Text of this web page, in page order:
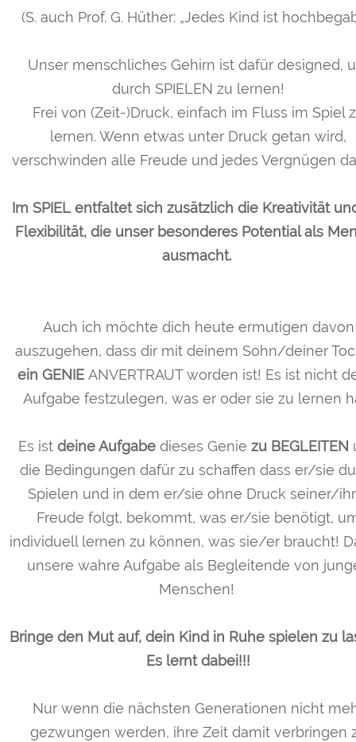
(S. auch Prof. G. Hüther: „Jedes Kind ist
Unser menschliches Gehirn ist dafür designed,
durch SPIELEN zu lernen!
Frei von (Zeit-)Druck, einfach im Fluss im Spiel
lernen. Wenn etwas unter Druck getan wird,
verschwinden alle Freude und jedes Vergnügen
Im SPIEL entfaltet sich zusätzlich die Kreativität
Flexibilität, die unser besonderes Potential als
ausmacht.
Auch ich möchte dich heute ermutigen davon
auszugehen, dass dir mit deinem Sohn/deiner
ein GENIE ANVERTRAUT worden ist! Es ist nicht
Aufgabe festzulegen, was er oder sie zu lernen
Es ist deine Aufgabe dieses Genie zu BEGLEITEN
die Bedingungen dafür zu schaffen dass er/sie
Spielen und in dem er/sie ohne Druck seiner/
Freude folgt, bekommt, was er/sie benötigt,
individuell lernen zu können, was sie/er braucht!
unsere wahre Aufgabe als Begleitende von
Menschen!
Bringe den Mut auf, dein Kind in Ruhe spielen zu
Es lernt dabei!!!
Nur wenn die nächsten Generationen nicht
gezwungen werden, ihre Zeit damit verbringen